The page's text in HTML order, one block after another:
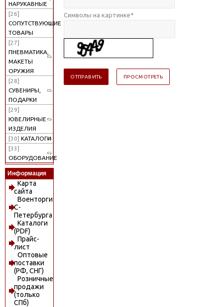
НАРУКАВНЫЕ
[26]
СОПУТСТВУЮЩИЕ
ТОВАРЫ
[27]
ПНЕВМАТИКА,
МАКЕТЫ
ОРУЖИЯ
[28]
СУВЕНИРЫ,
ПОДАРКИ
[29]
ЮВЕЛИРНЫЕ
ИЗДЕЛИЯ
[30] КАТАЛОГИ
[33]
ОБОРУДОВАНИЕ
Информация
Карта
сайта
Военторги
С-
Петербурга
Каталоги
(PDF)
Прайс-
лист
Оптовые
поставки
(РФ, СНГ)
Розничные
продажи
(только
СПб)
Символы на картинке*